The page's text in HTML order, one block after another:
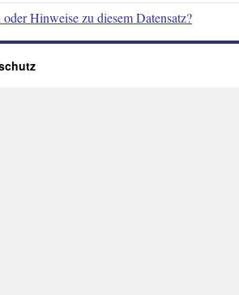
Hinweise zu diesem Datensatz?